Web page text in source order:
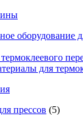
оборудование
для
прессов (5)